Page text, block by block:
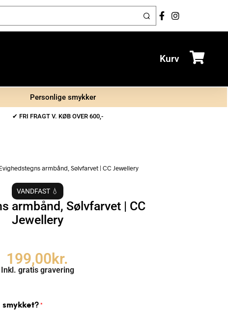
Kurv
Personlige smykker
✔ FRI FRAGT V. KØB OVER 600,-
armbånd, Sølvfarvet | CC Jewellery
VANDFAST 💧
armbånd, Sølvfarvet | CC
Jewellery
199,00kr.
Inkl. gratis gravering
*